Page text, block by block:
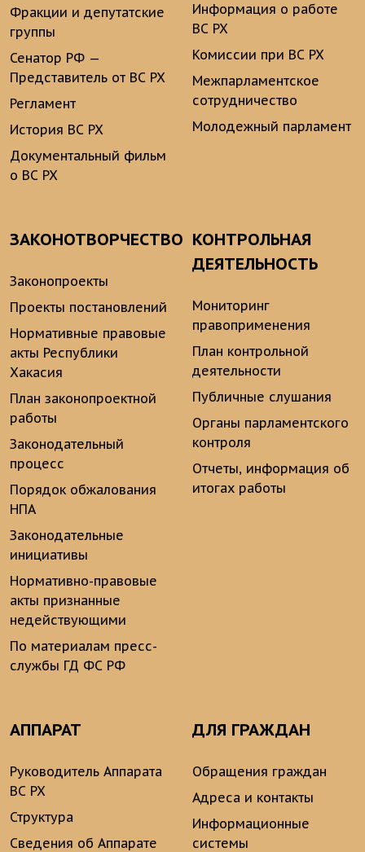
Фракции и депутатские
группы
Сенатор РФ —
Представитель от ВС РХ
Регламент
История ВС РХ
Документальный фильм
о ВС РХ
Информация о работе
ВС РХ
Комиссии при ВС РХ
Межпарламентское
сотрудничество
Молодежный парламент
ЗАКОНОТВОРЧЕСТВО
Законопроекты
Проекты постановлений
Нормативные правовые
акты Республики
Хакасия
План законопроектной
работы
Законодательный
процесс
Порядок обжалования
НПА
Законодательные
инициативы
Нормативно-правовые
акты признанные
недействующими
По материалам пресс-
службы ГД ФС РФ
КОНТРОЛЬНАЯ
ДЕЯТЕЛЬНОСТЬ
Мониторинг
правоприменения
План контрольной
деятельности
Публичные слушания
Органы парламентского
контроля
Отчеты, информация об
итогах работы
АППАРАТ
Руководитель Аппарата
ВС РХ
Структура
Сведения об Аппарате
ДЛЯ ГРАЖДАН
Обращения граждан
Адреса и контакты
Информационные
системы